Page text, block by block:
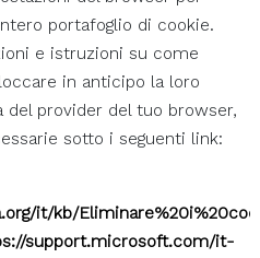
portafoglio di cookie.
e istruzioni su come
in anticipo la loro
del provider del tuo browser,
sotto i seguenti link:
it/kb/
support.microsoft.com/it-